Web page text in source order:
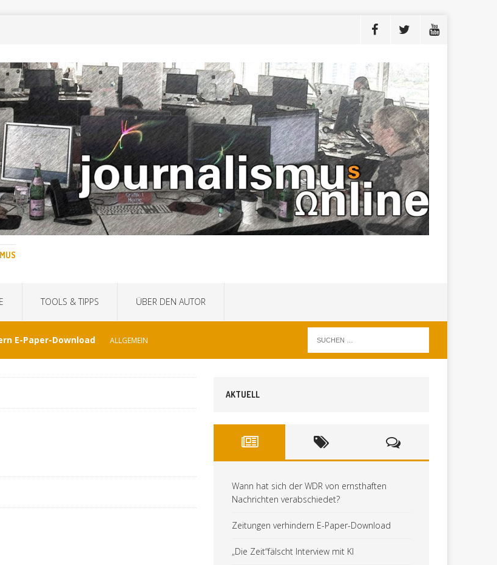
TOOLS & TIPPS ÜBER DEN AUTOR
E-Paper-Download ALLGEMEIN
Interview mit KI TECHNIK
WDR von ernsthaften Nachrichten
AKTUELL
Wann hat sich der WDR von ernsthaften
Nachrichten verabschiedet?
Zeitungen verhindern E-Paper-Download
„Die Zeit“fälscht Interview mit KI